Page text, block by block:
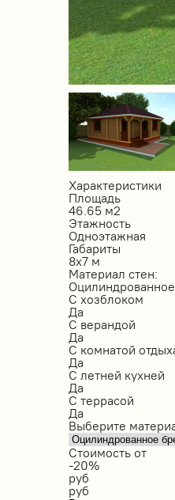
Характеристики
Площадь
46.65 м2
Этажность
Одноэтажная
Габариты
8х7 м
Материал стен:
С хозблоком
Да
С верандой
Да
С комнатой
Да
С летней кухней
Да
С террасой
Да
Выберите
Стоимость от
-20%
руб
руб